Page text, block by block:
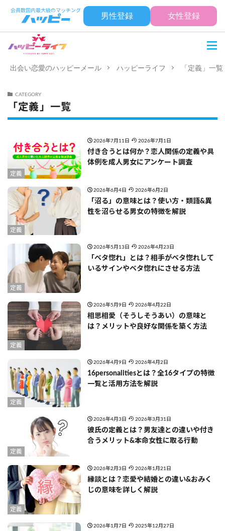
男性登録 女性登録
出会い恋愛のハッピーメール ハッピーライフ 「定義」一覧
CATEGORY
「定義」一覧
定義
2026年7月11日 2026年7月1日
付き合うとは何か？恋人関係の定義や具
体例を成人男女にアンケート調査
定義
2026年6月4日 2026年6月2日
「沼る」の意味とは？使い方・類語&異
性を沼らせる男女の特徴を解説
定義
2026年5月13日 2026年4月23日
「ベタ惚れ」とは？相手がベタ惚れして
いるサインやベタ惚れにさせる方法
定義
2026年5月9日 2026年4月22日
相思相愛（そうしそうあい）の意味と
は？メリットや良好な関係を築く方法
定義
2026年4月9日 2026年4月2日
16personalitiesとは？全16タイプの特徴
一覧と活用方法を解説
定義
2026年4月3日 2026年3月31日
彼氏の定義とは？男友達との違いや付き
合うメリット&本命女性に取る行動
定義
2026年2月3日 2026年1月21日
縁談とは？恋愛や結婚との違い&おみく
じの意味を詳しく解説
2026年1月7日 2025年12月27日